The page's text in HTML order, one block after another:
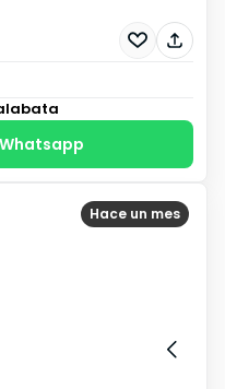
Hace un mes